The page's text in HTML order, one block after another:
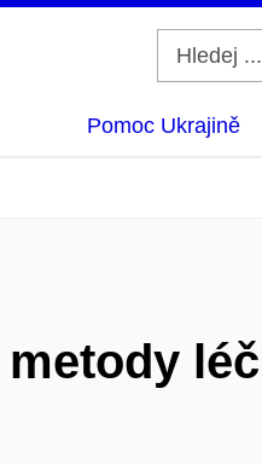
Pomoc Ukrajině